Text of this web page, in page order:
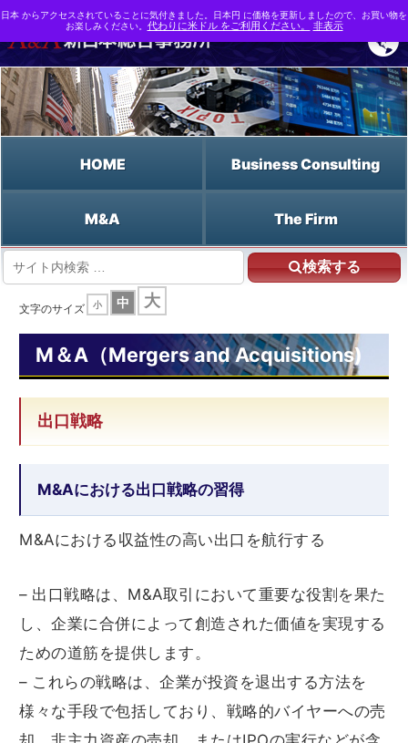
HOME Business Consulting
M&A The Firm
検索する
M&A支援なら新日本総合事務所 | M&A（Mergers and Acquisitions)
文字のサイズ 小 中 大
M＆A（Mergers and Acquisitions)
出口戦略
M&Aにおける出口戦略の習得
M&Aにおける収益性の高い出口を航行する
– 出口戦略は、M&A取引において重要な役割を果た
し、企業に合併によって創造された価値を実現する
ための道筋を提供します。
– これらの戦略は、企業が投資を退出する方法を
様々な手段で包括しており、戦略的バイヤーへの売
日本 からアクセスされていることに気付きました。日本円 に価格を更新しましたので、お買い物を
お楽しみください。 代わりに米ドル をご利用ください。 非表示